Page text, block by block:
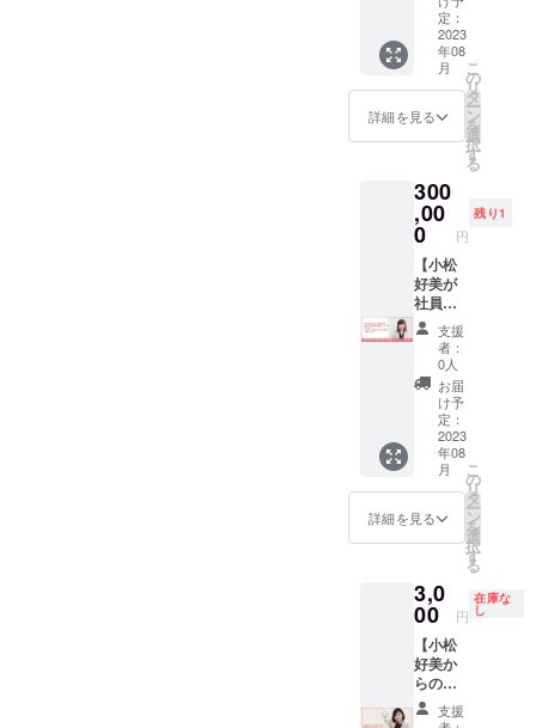
購入よ
り1年以
内に
サービ
スの活
用をお
願いい
了後、
お電話
にて開
催日の
日程調
整をさ
せて頂
る高校
生は1名
となり
ます ※
月に1回
（相対
または
zoom）
打ち合
わせを
行い、
半年以
内に商
品開発
ができ
る商
品、
サービ
スに限
クラウ
ドファ
ンディ
ング終
了日よ
り1年以
内に
けする
かはお
楽し
み！心
を込め
て、毎
月リ
び、お
届けし
ます。
（期間
１年）
※リター
ンの内
容は、
季節に
応じた
旬の食
べ物、
小松が
関わる
お客様
の商品
など小
松なり
に計画
ちしま
す。
定：
2023
年08
月
詳細を見る
こ
の
リ
タ
ー
ン
を
選
択
す
る
300
,00
0 円
残り1
【小松
好美が
社員の
長期雇
用コン
サル
ティン
グ致し
ます】
接客教
育係13
年の経
験を活
かし、
社員と
用コン
サルを
行いま
す。 ・
期間は
6ヶ月間
となり
支援
者：
0人
お届
け予
定：
2023
年08
月
詳細を見る
こ
の
リ
タ
ー
ン
を
選
択
す
る
3,0
00 円
在庫な
し
【小松
好美か
らの感
謝の手
紙】 小
支援